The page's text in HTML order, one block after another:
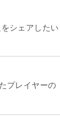
シェアしたい
レイヤーの